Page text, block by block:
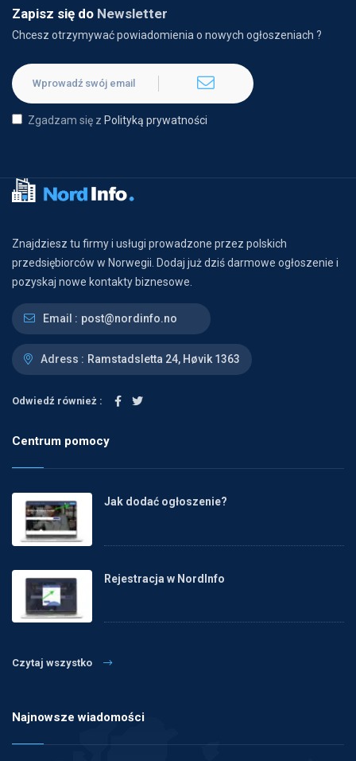
Zapisz się do Newsletter
Chcesz otrzymywać powiadomienia o nowych ogłoszeniach ?
Zgadzam się z Polityką prywatności
Znajdziesz tu firmy i usługi prowadzone przez polskich
przedsiębiorców w Norwegii. Dodaj już dziś darmowe ogłoszenie i
pozyskaj nowe kontakty biznesowe.
Email : post@nordinfo.no
Adress : Ramstadsletta 24, Høvik 1363
Odwiedź również :
Centrum pomocy
Jak dodać ogłoszenie?
Rejestracja w NordInfo
Czytaj wszystko
Najnowsze wiadomości